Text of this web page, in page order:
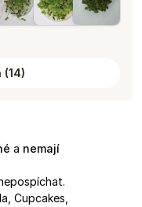
(14)
a nemají
Cupcakes,